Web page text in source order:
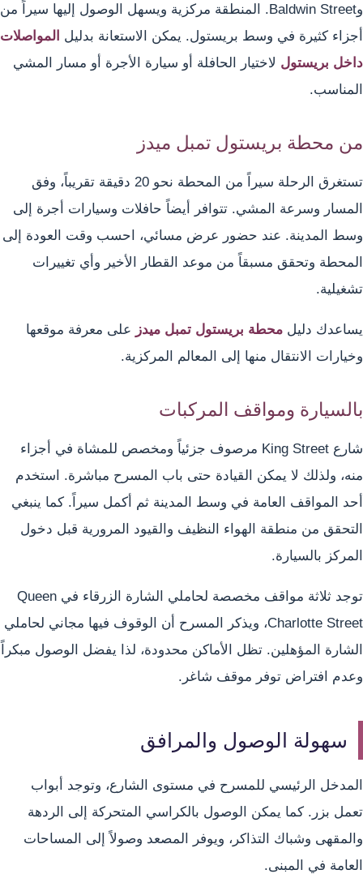
وBaldwin Street. المنطقة مركزية ويسهل الوصول إليها سيراً من
أجزاء كثيرة في وسط بريستول. يمكن الاستعانة بدليل المواصلات
داخل بريستول لاختيار الحافلة أو سيارة الأجرة أو مسار المشي
المناسب.
من محطة بريستول تمبل ميدز
تستغرق الرحلة سيراً من المحطة نحو 20 دقيقة تقريباً، وفق
المسار وسرعة المشي. تتوافر أيضاً حافلات وسيارات أجرة إلى
وسط المدينة. عند حضور عرض مسائي، احسب وقت العودة إلى
المحطة وتحقق مسبقاً من موعد القطار الأخير وأي تغييرات
تشغيلية.
يساعدك دليل محطة بريستول تمبل ميدز على معرفة موقعها
وخيارات الانتقال منها إلى المعالم المركزية.
بالسيارة ومواقف المركبات
شارع King Street مرصوف جزئياً ومخصص للمشاة في أجزاء
منه، ولذلك لا يمكن القيادة حتى باب المسرح مباشرة. استخدم
أحد المواقف العامة في وسط المدينة ثم أكمل سيراً. كما ينبغي
التحقق من منطقة الهواء النظيف والقيود المرورية قبل دخول
المركز بالسيارة.
توجد ثلاثة مواقف مخصصة لحاملي الشارة الزرقاء في Queen
Charlotte Street، ويذكر المسرح أن الوقوف فيها مجاني لحاملي
الشارة المؤهلين. تظل الأماكن محدودة، لذا يفضل الوصول مبكراً
وعدم افتراض توفر موقف شاغر.
سهولة الوصول والمرافق
المدخل الرئيسي للمسرح في مستوى الشارع، وتوجد أبواب
تعمل بزر. كما يمكن الوصول بالكراسي المتحركة إلى الردهة
والمقهى وشباك التذاكر، ويوفر المصعد وصولاً إلى المساحات
العامة في المبنى.